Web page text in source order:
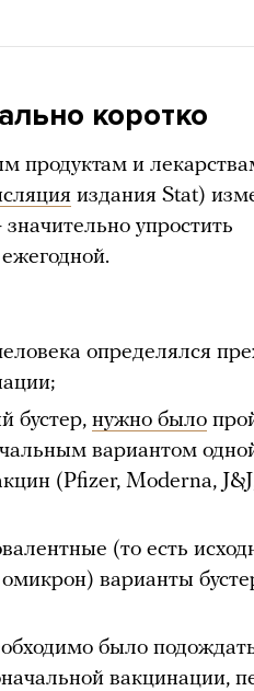
коротко
продуктам и
издания Stat)
упростить
определялся
бустер, нужно было
вариантом
(Pfizer, Moderna,
(то есть
варианты
было
вакцинации,